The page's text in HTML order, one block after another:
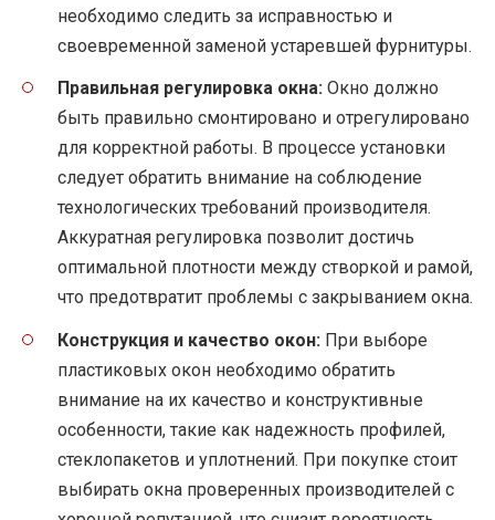
необходимо следить за исправностью и
своевременной заменой устаревшей фурнитуры.
Правильная регулировка окна: Окно должно
быть правильно смонтировано и отрегулировано
для корректной работы. В процессе установки
следует обратить внимание на соблюдение
технологических требований производителя.
Аккуратная регулировка позволит достичь
оптимальной плотности между створкой и рамой,
что предотвратит проблемы с закрыванием окна.
Конструкция и качество окон: При выборе
пластиковых окон необходимо обратить
внимание на их качество и конструктивные
особенности, такие как надежность профилей,
стеклопакетов и уплотнений. При покупке стоит
выбирать окна проверенных производителей с